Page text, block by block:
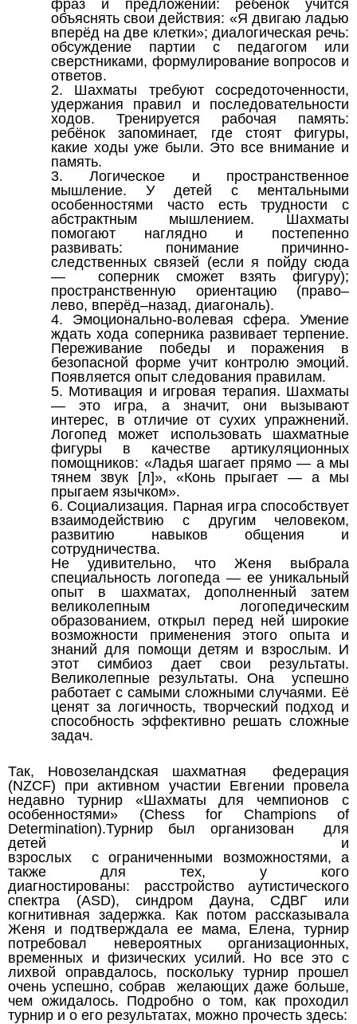
фраз и предложений: ребёнок учится
объяснять свои действия: «Я двигаю ладью
вперёд на две клетки»; диалогическая речь:
обсуждение партии с педагогом или
сверстниками, формулирование вопросов и
ответов.
2. Шахматы требуют сосредоточенности,
удержания правил и последовательности
ходов. Тренируется рабочая память:
ребёнок запоминает, где стоят фигуры,
какие ходы уже были. Это все внимание и
память.
3. Логическое и пространственное
мышление. У детей с ментальными
особенностями часто есть трудности с
абстрактным мышлением. Шахматы
помогают наглядно и постепенно
развивать: понимание причинно-
следственных связей (если я пойду сюда
— соперник сможет взять фигуру);
пространственную ориентацию (право–
лево, вперёд–назад, диагональ).
4. Эмоционально-волевая сфера. Умение
ждать хода соперника развивает терпение.
Переживание победы и поражения в
безопасной форме учит контролю эмоций.
Появляется опыт следования правилам.
5. Мотивация и игровая терапия. Шахматы
— это игра, а значит, они вызывают
интерес, в отличие от сухих упражнений.
Логопед может использовать шахматные
фигуры в качестве артикуляционных
помощников: «Ладья шагает прямо — а мы
тянем звук [л]», «Конь прыгает — а мы
прыгаем язычком».
6. Социализация. Парная игра способствует
взаимодействию с другим человеком,
развитию навыков общения и
сотрудничества.
Не удивительно, что Женя выбрала
специальность логопеда — ее уникальный
опыт в шахматах, дополненный затем
великолепным логопедическим
образованием, открыл перед ней широкие
возможности применения этого опыта и
знаний для помощи детям и взрослым. И
этот симбиоз дает свои результаты.
Великолепные результаты. Она успешно
работает с самыми сложными случаями. Её
ценят за логичность, творческий подход и
способность эффективно решать сложные
задач.
Так, Новозеландская шахматная федерация
(NZCF) при активном участии Евгении провела
недавно турнир «Шахматы для чемпионов с
особенностями» (Chess for Champions of
Determination).Турнир был организован для
детей и
взрослых с ограниченными возможностями, а
также для тех, у кого
диагностированы: расстройство аутистического
спектра (ASD), синдром Дауна, СДВГ или
когнитивная задержка. Как потом рассказывала
Женя и подтверждала ее мама, Елена, турнир
потребовал невероятных организационных,
временных и физических усилий. Но все это с
лихвой оправдалось, поскольку турнир прошел
очень успешно, собрав желающих даже больше,
чем ожидалось. Подробно о том, как проходил
турнир и о его результатах, можно прочесть здесь: